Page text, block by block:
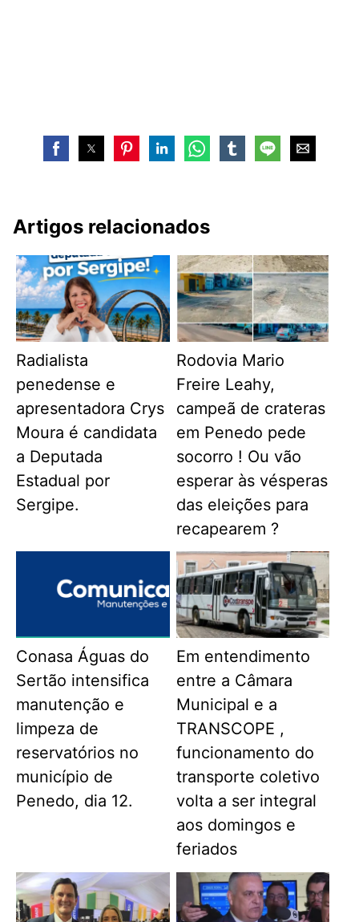
Artigos relacionados
Radialista
penedense e
apresentadora Crys
Moura é candidata
a Deputada
Estadual por
Sergipe.
Rodovia Mario
Freire Leahy,
campeã de crateras
em Penedo pede
socorro ! Ou vão
esperar às vésperas
das eleições para
recapearem ?
Conasa Águas do
Sertão intensifica
manutenção e
limpeza de
reservatórios no
município de
Penedo, dia 12.
Em entendimento
entre a Câmara
Municipal e a
TRANSCOPE ,
funcionamento do
transporte coletivo
volta a ser integral
aos domingos e
feriados